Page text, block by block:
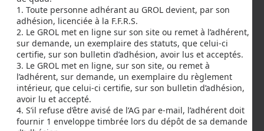
1. Toute personne adhérant au GROL devient, par son
adhésion, licenciée à la F.F.R.S.
2. Le GROL met en ligne sur son site ou remet à l’adhérent,
sur demande, un exemplaire des statuts, que celui-ci
certifie, sur son bulletin d’adhésion, avoir lus et acceptés.
3. Le GROL met en ligne, sur son site, ou remet à
l’adhérent, sur demande, un exemplaire du règlement
intérieur, que celui-ci certifie, sur son bulletin d’adhésion,
avoir lu et accepté.
4. S’il refuse d’être avisé de l’AG par e-mail, l’adhérent doit
fournir 1 enveloppe timbrée lors du dépôt de sa demande